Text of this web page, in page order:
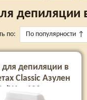
депиляции
по: По популярности ↑
для депиляции в
Classic Азулен
100 мл